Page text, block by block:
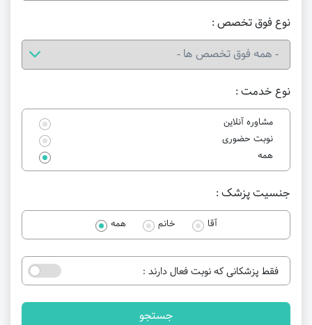
نوع خدمت :
مشاوره آنلاین
نوبت حضوری
همه
نوع فوق تخصص :
جنسیت پزشک :
آقا خانم همه
فقط پزشکانی که نوبت فعال دارند :
جستجو